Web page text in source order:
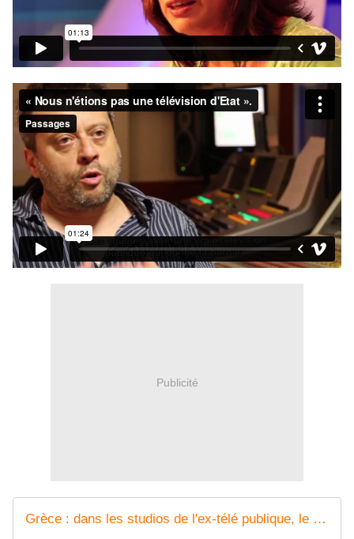
Publicité
Grèce : dans les studios de l'ex-télé publique, le combat continue